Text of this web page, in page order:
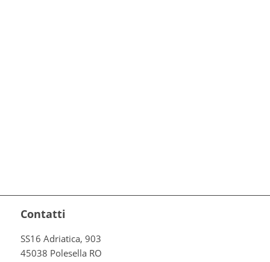
Contatti
SS16 Adriatica, 903
45038 Polesella RO